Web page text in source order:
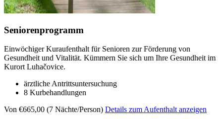
Seniorenprogramm
Einwöchiger Kuraufenthalt für Senioren zur Förderung von
Gesundheit und Vitalität. Kümmern Sie sich um Ihre Gesundheit im
Kurort Luhačovice.
ärztliche Antrittsuntersuchung
8 Kurbehandlungen
Von €665,00 (7 Nächte/Person) Details zum Aufenthalt anzeigen